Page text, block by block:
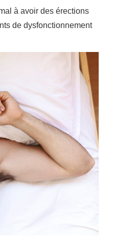
à avoir des érections
de dysfonctionnement